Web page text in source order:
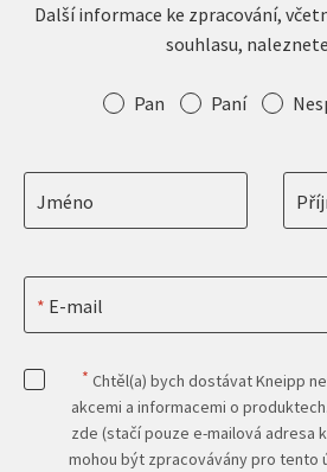
Další informace ke zpracování,
souhlasu, naleznete
Oslovení Pan Paní
Jméno
E-mail
* Chtěl(a) bych dostávat Kneipp
akcemi a informacemi o
zde (stačí pouze e-mailová adresa
mohou být zpracovávány pro tento